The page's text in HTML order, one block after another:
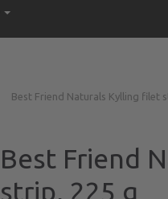
Best Friend Naturals Kylling filet
Best Friend
strip, 225 g